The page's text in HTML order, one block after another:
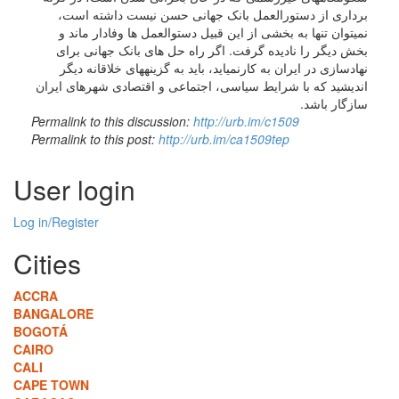
برداری از دستورالعمل بانک جهانی حسن نیست داشته است،
نمیتوان تنها به بخشی از این قبیل دستوالعمل ها وفادار ماند و
بخش دیگر را نادیده گرفت. اگر راه حل های بانک جهانی برای
نهادسازی در ایران به کارنمیاید، باید به گزینههای خلاقانه دیگر
اندیشید که با شرایط سیاسی، اجتماعی و اقتصادی شهرهای ایران
سازگار باشد.
Permalink to this discussion: http://urb.im/c1509
Permalink to this post: http://urb.im/ca1509tep
User login
Log in/Register
Cities
ACCRA
BANGALORE
BOGOTÁ
CAIRO
CALI
CAPE TOWN